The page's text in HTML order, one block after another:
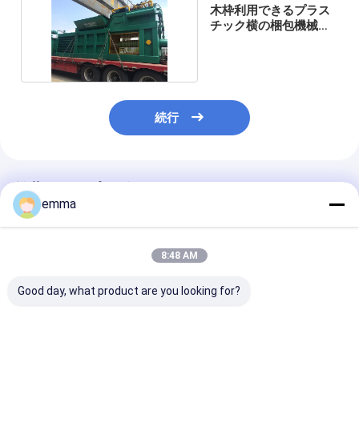
木枠利用できるプラス
チック横の梱包機械押
続行
推薦されたプロダクト
emma
8:48 AM
Good day, what product are you looking for?